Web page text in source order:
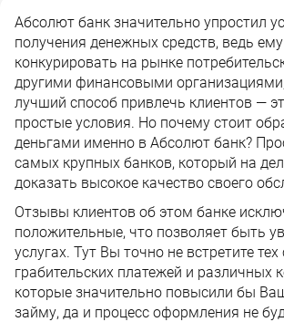
Абсолют банк значительно упростил
получения денежных средств, ведь
конкурировать на рынке
другими финансовыми
лучший способ привлечь клиентов —
простые условия. Но почему стоит
деньгами именно в Абсолют банк?
самых крупных банков, который на
доказать высокое качество своего
Отзывы клиентов об этом банке
положительные, что позволяет быть
услугах. Тут Вы точно не встретите
грабительских платежей и различных
которые значительно повысили бы
займу, да и процесс оформления не